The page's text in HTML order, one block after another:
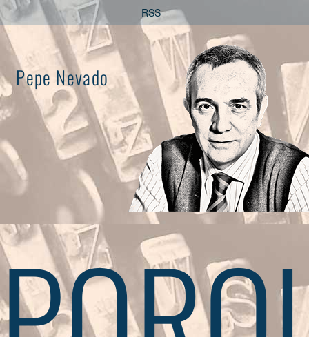
Saltar
al
contenido
RSS
Pepe Nevado